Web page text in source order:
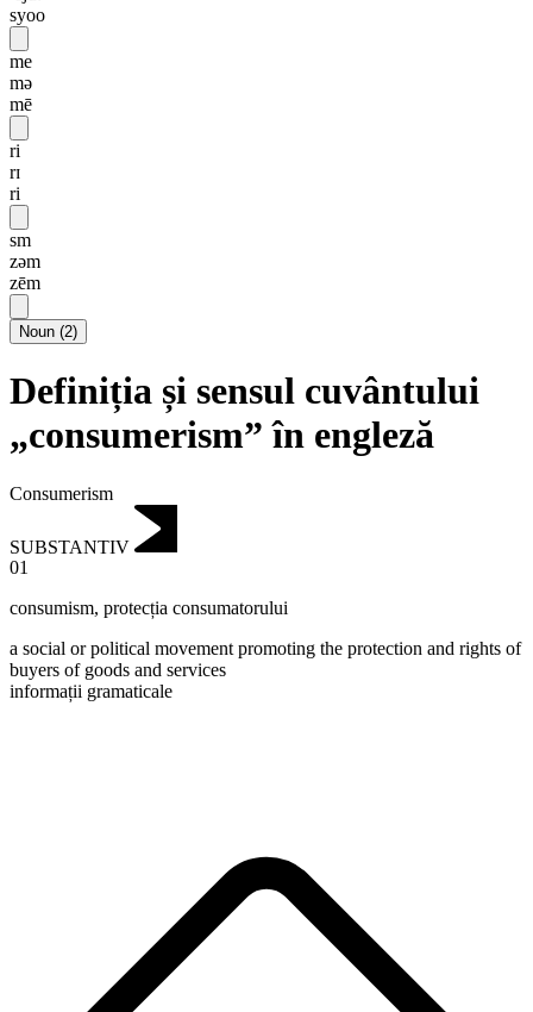
syoo
me
mə
mē
ri
rɪ
ri
sm
zəm
zēm
Noun (2)
Definiția și sensul cuvântului
„consumerism” în engleză
Consumerism
SUBSTANTIV
01
consumism, protecția consumatorului
a social or political movement promoting the protection and rights of
buyers of goods and services
informații gramaticale